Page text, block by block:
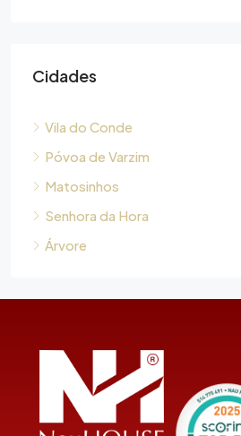
Cidades
Vila do Conde
Póvoa de Varzim
Matosinhos
Senhora da Hora
Árvore